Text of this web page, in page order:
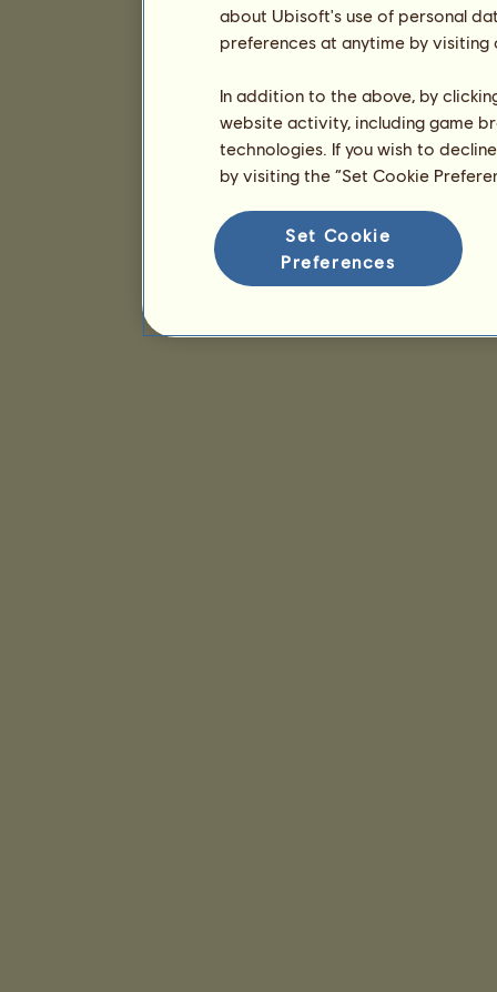
about Ubisoft's use of personal
preferences at anytime by
In addition to the above, by
website activity, including game
technologies. If you wish to
by visiting the “Set Cookie
Set Cookie
Preferences